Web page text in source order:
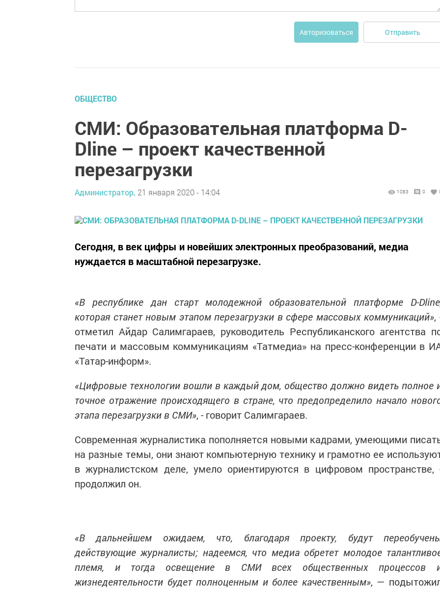
Авторизоваться Отправить
ОБЩЕСТВО
СМИ: Образовательная платформа D-
Dline – проект качественной
перезагрузки
Администратор, 21 января 2020 - 14:04 1083 0
Сегодня, в век цифры и новейших электронных преобразований, медиа
нуждается в масштабной перезагрузке.
«В республике дан старт молодежной образовательной платформе D-
которая станет новым этапом перезагрузки в сфере массовых коммуникаций»,
отметил Айдар Салимгараев, руководитель Республиканского агентства
печати и массовым коммуникациям «Татмедиа» на пресс-конференции в
«Татар-информ».
«Цифровые технологии вошли в каждый дом, общество должно видеть полное
точное отражение происходящего в стране, что предопределило начало
этапа перезагрузки в СМИ», - говорит Салимгараев.
Современная журналистика пополняется новыми кадрами, умеющими
на разные темы, они знают компьютерную технику и грамотно ее
в журналистском деле, умело ориентируются в цифровом пространстве,
продолжил он.
«В дальнейшем ожидаем, что, благодаря проекту, будут
действующие журналисты; надеемся, что медиа обретет молодое
племя, и тогда освещение в СМИ всех общественных процессов
жизнедеятельности будет полноценным и более качественным», —